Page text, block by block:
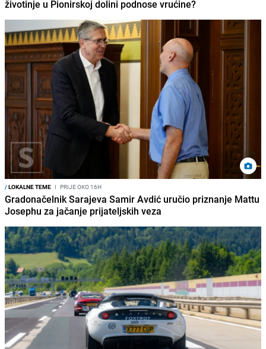
životinje u Pionirskoj dolini podnose vrućine?
/LOKALNE TEME I PRIJE OKO 16H
Gradonačelnik Sarajeva Samir Avdić uručio priznanje Mattu
Josephu za jačanje prijateljskih veza